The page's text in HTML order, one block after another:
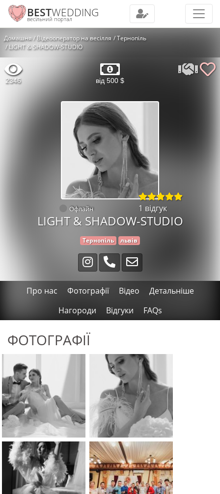
BESTWEDDING
весільний портал
Домашня Відеооператор на весілля
Тернопіль
LIGHT & SHADOW-STUDIO
2346 від 500 $
Офлайн 1 відгук
LIGHT & SHADOW-STUDIO
Тернопіль львів
Про нас Фотографії Відео
Детальніше
Нагороди
Відгуки FAQs
ФОТОГРАФІЇ